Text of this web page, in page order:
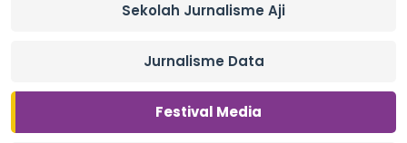
Sekolah Jurnalisme Aji
Jurnalisme Data
Festival Media